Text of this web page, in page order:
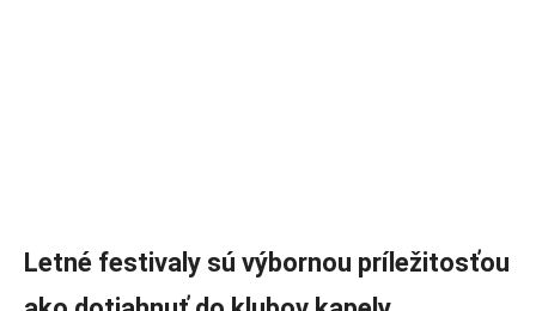
Letné festivaly sú výbornou príležitosťou